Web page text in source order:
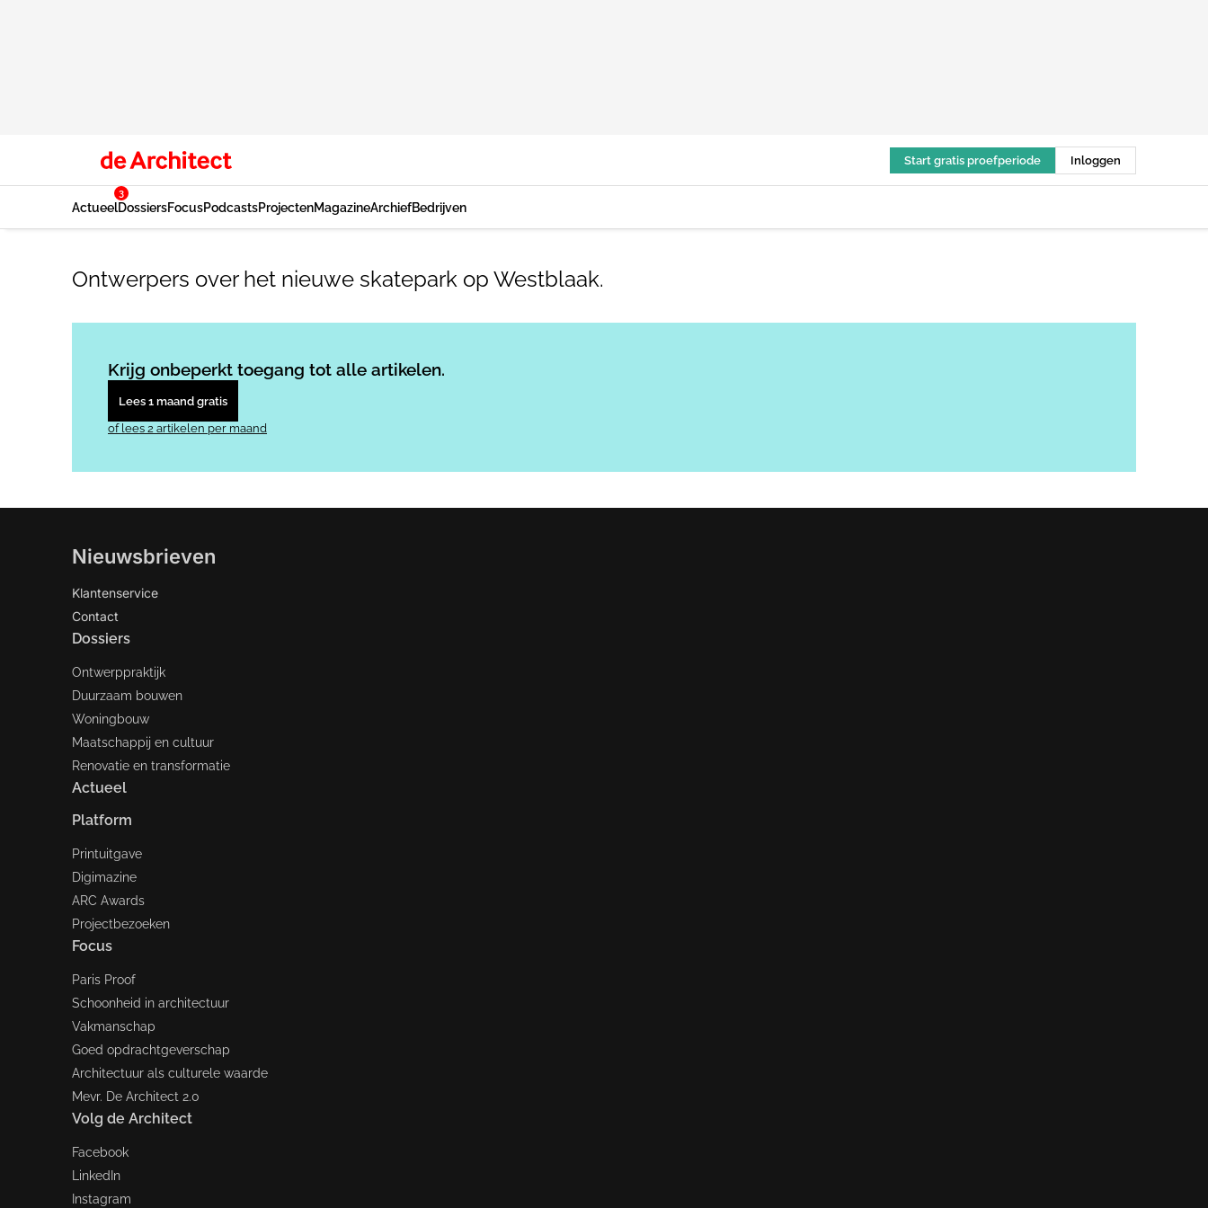
Start gratis proefperiode Inloggen
Actueel
3
DossiersFocusPodcastsProjectenMagazineArchiefBedrijven
Ontwerpers over het nieuwe skatepark op Westblaak.
Krijg onbeperkt toegang tot alle artikelen.
Lees 1 maand gratis
of lees 2 artikelen per maand
Nieuwsbrieven
Klantenservice
Contact
Dossiers
Ontwerppraktijk
Duurzaam bouwen
Woningbouw
Maatschappij en cultuur
Renovatie en transformatie
Actueel
Platform
Printuitgave
Digimazine
ARC Awards
Projectbezoeken
Focus
Paris Proof
Schoonheid in architectuur
Vakmanschap
Goed opdrachtgeverschap
Architectuur als culturele waarde
Mevr. De Architect 2.0
Volg de Architect
Facebook
LinkedIn
Instagram